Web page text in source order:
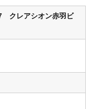
クレアシオン赤羽ビ